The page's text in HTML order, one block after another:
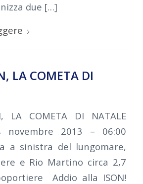
due […]
LA COMETA DI
LA COMETA DI NATALE
novembre 2013 – 06:00
a sinistra del lungomare,
e Rio Martino circa 2,7
Addio alla ISON!